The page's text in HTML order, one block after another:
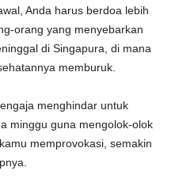
Anda harus berdoa lebih
orang yang menyebarkan
di Singapura, di mana
memburuk.
menghindar untuk
minggu guna mengolok-olok
memprovokasi, semakin